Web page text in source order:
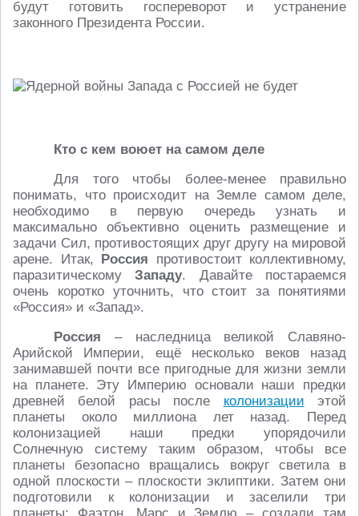
будут готовить госпереворот и устранение
законного Президента России.
Кто с кем воюет на самом деле
Для того чтобы более-менее правильно
понимать, что происходит на Земле самом деле,
необходимо в первую очередь узнать и
максимально объективно оценить размещение и
задачи Сил, противостоящих друг другу на мировой
арене. Итак, Россия противостоит коллективному,
паразитическомуЗападу. Давайте постараемся
очень коротко уточнить, что стоит за понятиями
«Россия» и «Запад».
Россия – наследница великой Славяно-
Арийской Империи, ещё несколько веков назад
занимавшей почти все пригодные для жизни земли
на планете. Эту Империю основали наши предки
древней белой расы после колонизации этой
планеты около миллиона лет назад. Перед
колонизацией наши предки упорядочили
Солнечную систему таким образом, чтобы все
планеты безопасно вращались вокруг светила в
одной плоскости – плоскости эклиптики. Затем они
подготовили к колонизации и заселили три